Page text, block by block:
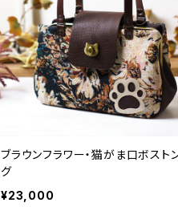
ブラウンフラワー・猫がま口ボスト
グ
¥23,000